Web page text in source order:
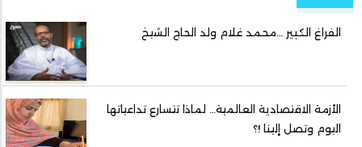
الفراغ الكبير …محمد غلام ولد الحاج الشيخ
الأزمة الاقتصادية العالمية… لماذا تتسارع تداعياتها
اليوم وتصل إلينا !؟